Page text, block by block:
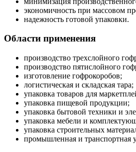
экономичность при массовом
надежность готовой упаковки.
Области применения
производство трехслойного
производство пятислойного
изготовление гофрокоробов;
логистическая и складская тара;
упаковка товаров для
упаковка пищевой продукции;
упаковка бытовой техники и
упаковка мебели и
упаковка строительных
промышленная и транспортная